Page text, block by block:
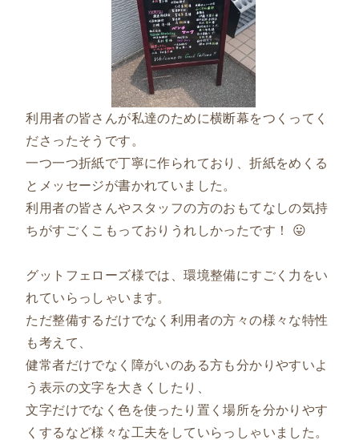
利用者の皆さんが私達のために横断幕をつくってく
ださったそうです。
一つ一つ折紙で丁寧に作られており、折紙をめくる
とメッセージが書かれていました。
利用者の皆さんやスタッフの方のおもてなしの気持
ちがすごくこもっておりうれしかったです！ 😛
グットフェローズ様では、環境整備にすごく力をい
れていらっしゃいます。
ただ整備するだけでなく利用者の方々の様々な特性
も考えて、
健常者だけでなく障がいのある方も分かりやすいよ
う表示の文字を大きくしたり、
文字だけでなく色を使ったり置く場所を分かりやす
くするなど様々な工夫をしていらっしゃいました。